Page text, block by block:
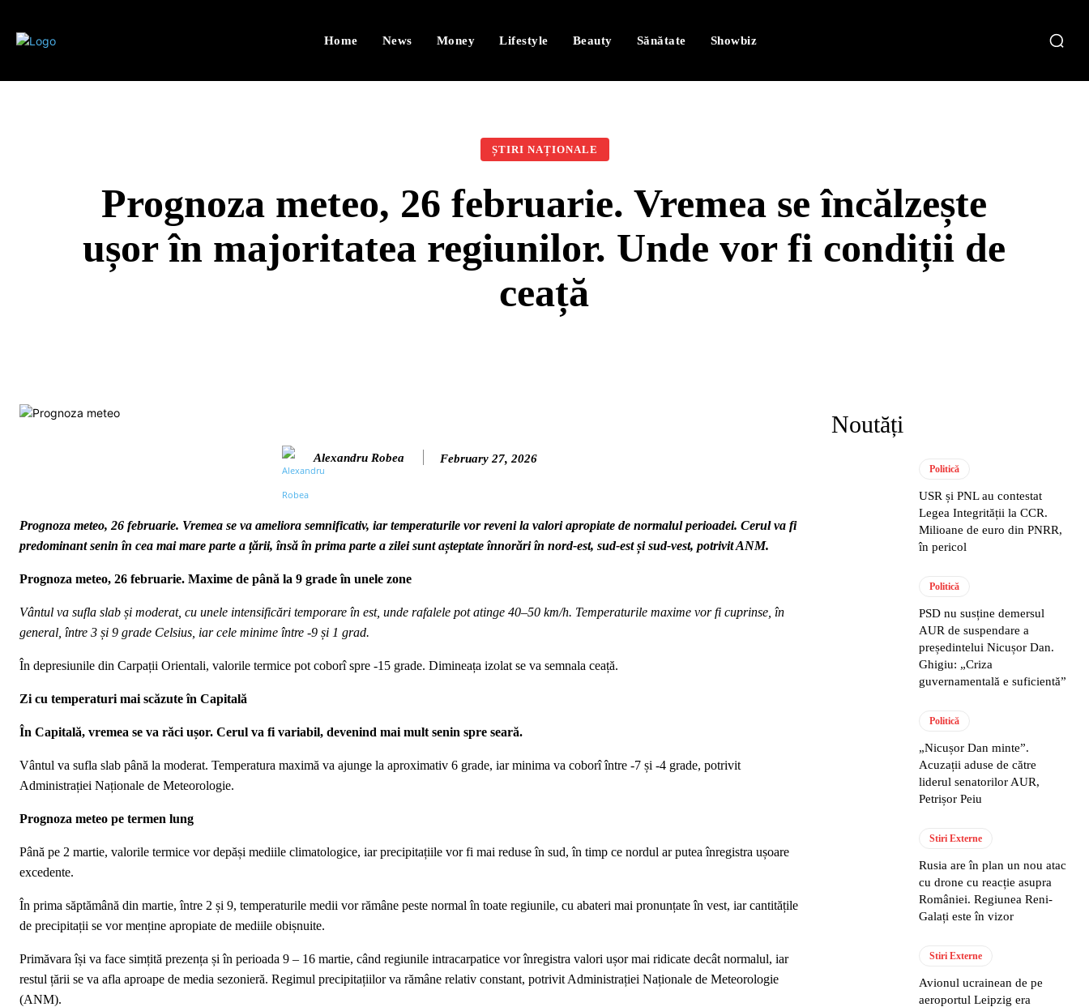
Home News Money Lifestyle Beauty Sănătate Showbiz
ȘTIRI NAȚIONALE
Prognoza meteo, 26 februarie. Vremea se încălzește
ușor în majoritatea regiunilor. Unde vor fi condiții de
ceață
Alexandru Robea February 27, 2026
Prognoza meteo, 26 februarie. Vremea se va ameliora semnificativ, iar temperaturile vor reveni la valori apropiate de normalul perioadei. Cerul va fi
predominant senin în cea mai mare parte a țării, însă în prima parte a zilei sunt așteptate înnorări în nord-est, sud-est și sud-vest, potrivit ANM.
Prognoza meteo, 26 februarie. Maxime de până la 9 grade în unele zone
Vântul va sufla slab și moderat, cu unele intensificări temporare în est, unde rafalele pot atinge 40–50 km/h. Temperaturile maxime vor fi cuprinse, în
general, între 3 și 9 grade Celsius, iar cele minime între -9 și 1 grad.
În depresiunile din Carpații Orientali, valorile termice pot coborî spre -15 grade. Dimineața izolat se va semnala ceață.
Zi cu temperaturi mai scăzute în Capitală
În Capitală, vremea se va răci ușor. Cerul va fi variabil, devenind mai mult senin spre seară.
Vântul va sufla slab până la moderat. Temperatura maximă va ajunge la aproximativ 6 grade, iar minima va coborî între -7 și -4 grade, potrivit
Administrației Naționale de Meteorologie.
Prognoza meteo pe termen lung
Până pe 2 martie, valorile termice vor depăși mediile climatologice, iar precipitațiile vor fi mai reduse în sud, în timp ce nordul ar putea înregistra ușoare
excedente.
În prima săptămână din martie, între 2 și 9, temperaturile medii vor rămâne peste normal în toate regiunile, cu abateri mai pronunțate în vest, iar cantitățile
de precipitații se vor menține apropiate de mediile obișnuite.
Primăvara își va face simțită prezența și în perioada 9 – 16 martie, când regiunile intracarpatice vor înregistra valori ușor mai ridicate decât normalul, iar
restul țării se va afla aproape de media sezonieră. Regimul precipitațiilor va rămâne relativ constant, potrivit Administrației Naționale de Meteorologie
(ANM).
Noutăți
Politică
USR și PNL au contestat
Legea Integrității la CCR.
Milioane de euro din PNRR,
în pericol
Politică
PSD nu susține demersul
AUR de suspendare a
președintelui Nicușor Dan.
Ghigiu: „Criza
guvernamentală e suficientă”
Politică
„Nicușor Dan minte”.
Acuzații aduse de către
liderul senatorilor AUR,
Petrișor Peiu
Stiri Externe
Rusia are în plan un nou atac
cu drone cu reacție asupra
României. Regiunea Reni-
Galați este în vizor
Stiri Externe
Avionul ucrainean de pe
aeroportul Leipzig era